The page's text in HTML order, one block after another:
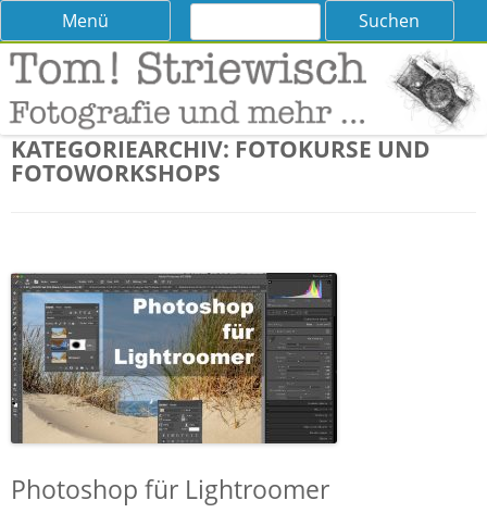
Tom! Striewisch – Fotografieren
lernen
Tipps und Tricks und Meinungen zur Fotografie
Menü
Skip
content
Suchen
KATEGORIEARCHIV: FOTOKURSE UND
FOTOWORKSHOPS
Photoshop für Lightroomer